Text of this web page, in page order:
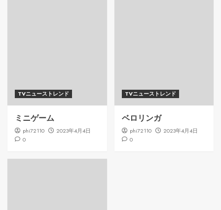
TVニューストレンド
ミニゲーム
phi72110
2023年4月4日
0
TVニューストレンド
ベロリンガ
phi72110
2023年4月4日
0